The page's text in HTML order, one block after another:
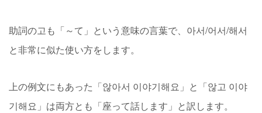
助詞の고も「～て」という意味の言葉で、아서/어서/해서
と非常に似た使い方をします。
上の例文にもあった「않아서 이야기해요」と「않고 이야
기해요」は両方とも「座って話します」と訳します。